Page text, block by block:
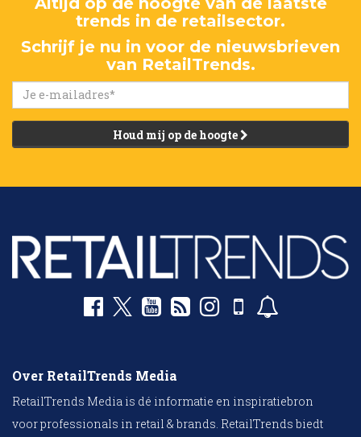
trends in de retailsector.
Schrijf je nu in voor de nieuwsbrieven
van RetailTrends.
Houd mij op de hoogte
Over RetailTrends Media
RetailTrends Media is dé informatie en inspiratiebron
voor professionals in retail & brands. RetailTrends biedt